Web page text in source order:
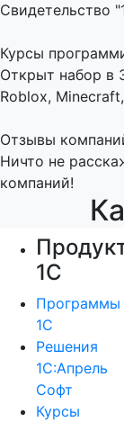
Свидетельство
Курсы
Открыт набор в
Roblox,
Отзывы
Ничто не
компаний!
1С
Программы
1С
Решения
1С:Апрель
Софт
Курсы